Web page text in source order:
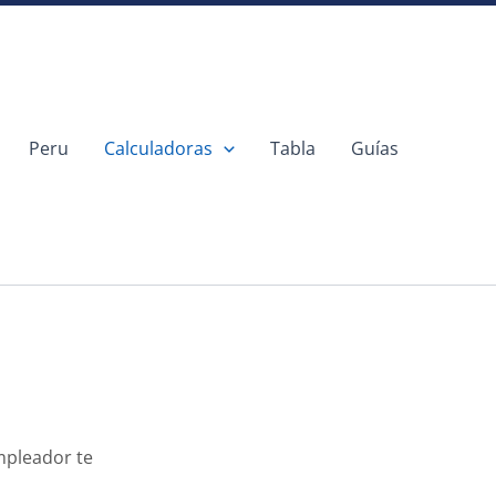
Peru Calculadoras Tabla Guías
te